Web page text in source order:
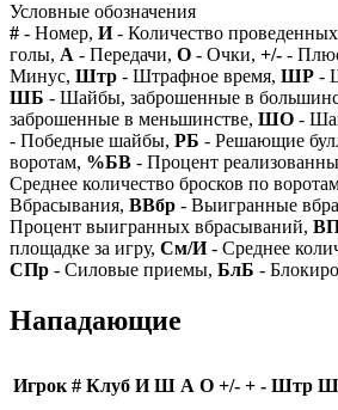
Условные обозначения
# - Номер, И- Количество
голы, А - Передачи, О - Очки, +/- -
Минус, Штр - Штрафное время, ШР -
ШБ - Шайбы, заброшенные в
заброшенные в меньшинстве, ШО -
- Победные шайбы, РБ - Решающие
воротам, %БВ - Процент
Среднее количество бросков по
Вбрасывания, ВВбр - Выигранные
Процент выигранных вбрасываний,
площадке за игру, См/И- Среднее
СПр - Силовые приемы, БлБ -
Нападающие
Игрок # Клуб И Ш А О +/- + - Штр